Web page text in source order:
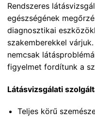
Rendszeres
egészségének
diagnosztikai
szakemberekkel
nemcsak
figyelmet fordítunk a
Látásvizsgálati
Teljes körű